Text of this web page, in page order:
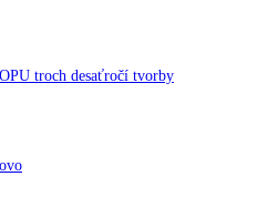
troch desaťročí tvorby